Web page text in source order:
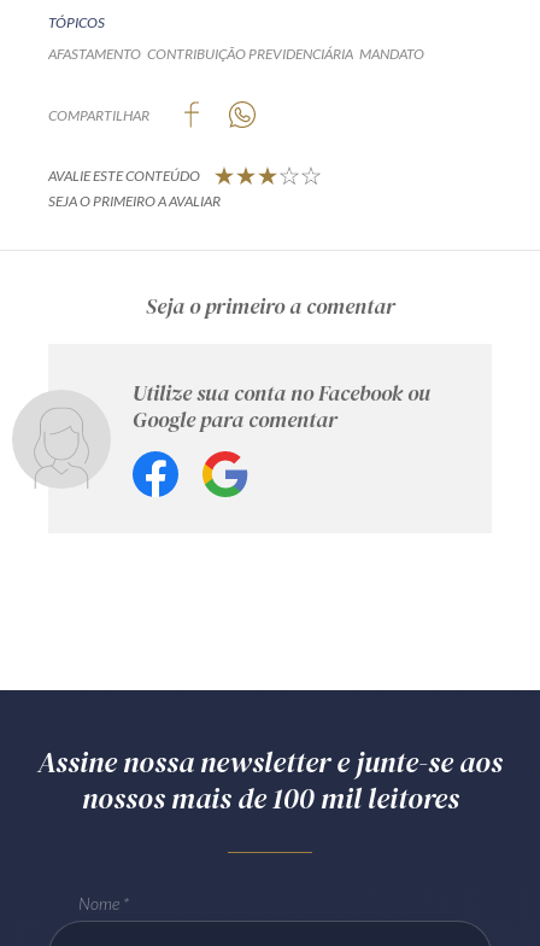
TÓPICOS
AFASTAMENTO CONTRIBUIÇÃO PREVIDENCIÁRIA MANDATO
COMPARTILHAR
AVALIE ESTE CONTEÚDO
SEJA O PRIMEIRO A AVALIAR
Seja o primeiro a comentar
Utilize sua conta no Facebook ou
Google para comentar
Assine nossa newsletter e junte-se aos
nossos mais de 100 mil leitores
Nome